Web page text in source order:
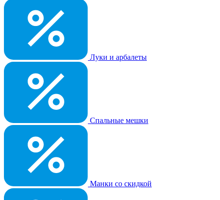
Луки и арбалеты
Спальные мешки
Манки со скидкой